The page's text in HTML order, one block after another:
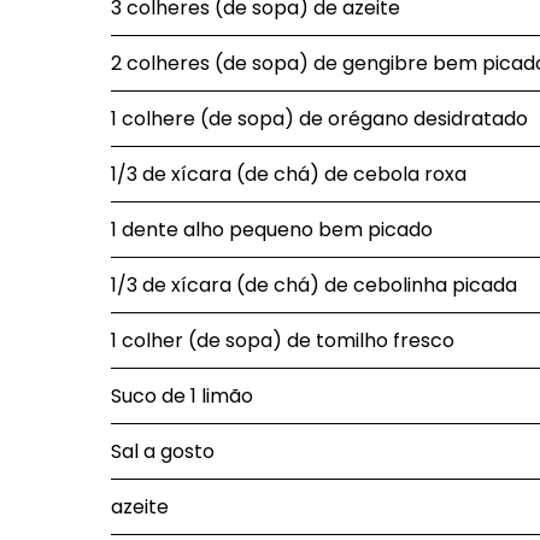
3 colheres (de sopa) de azeite
2 colheres (de sopa) de gengibre bem
1 colhere (de sopa) de orégano desidratado
1/3 de xícara (de chá) de cebola roxa
1 dente alho pequeno bem picado
1/3 de xícara (de chá) de cebolinha picada
1 colher (de sopa) de tomilho fresco
Suco de 1 limão
Sal a gosto
azeite